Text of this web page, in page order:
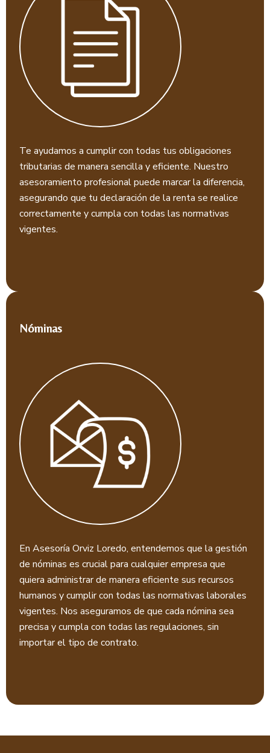
Te ayudamos a cumplir con todas tus obligaciones
tributarias de manera sencilla y eficiente. Nuestro
asesoramiento profesional puede marcar la diferencia,
asegurando que tu declaración de la renta se realice
correctamente y cumpla con todas las normativas
vigentes.
Nóminas
En Asesoría Orviz Loredo, entendemos que la gestión
de nóminas es crucial para cualquier empresa que
quiera administrar de manera eficiente sus recursos
humanos y cumplir con todas las normativas laborales
vigentes. Nos aseguramos de que cada nómina sea
precisa y cumpla con todas las regulaciones, sin
importar el tipo de contrato.